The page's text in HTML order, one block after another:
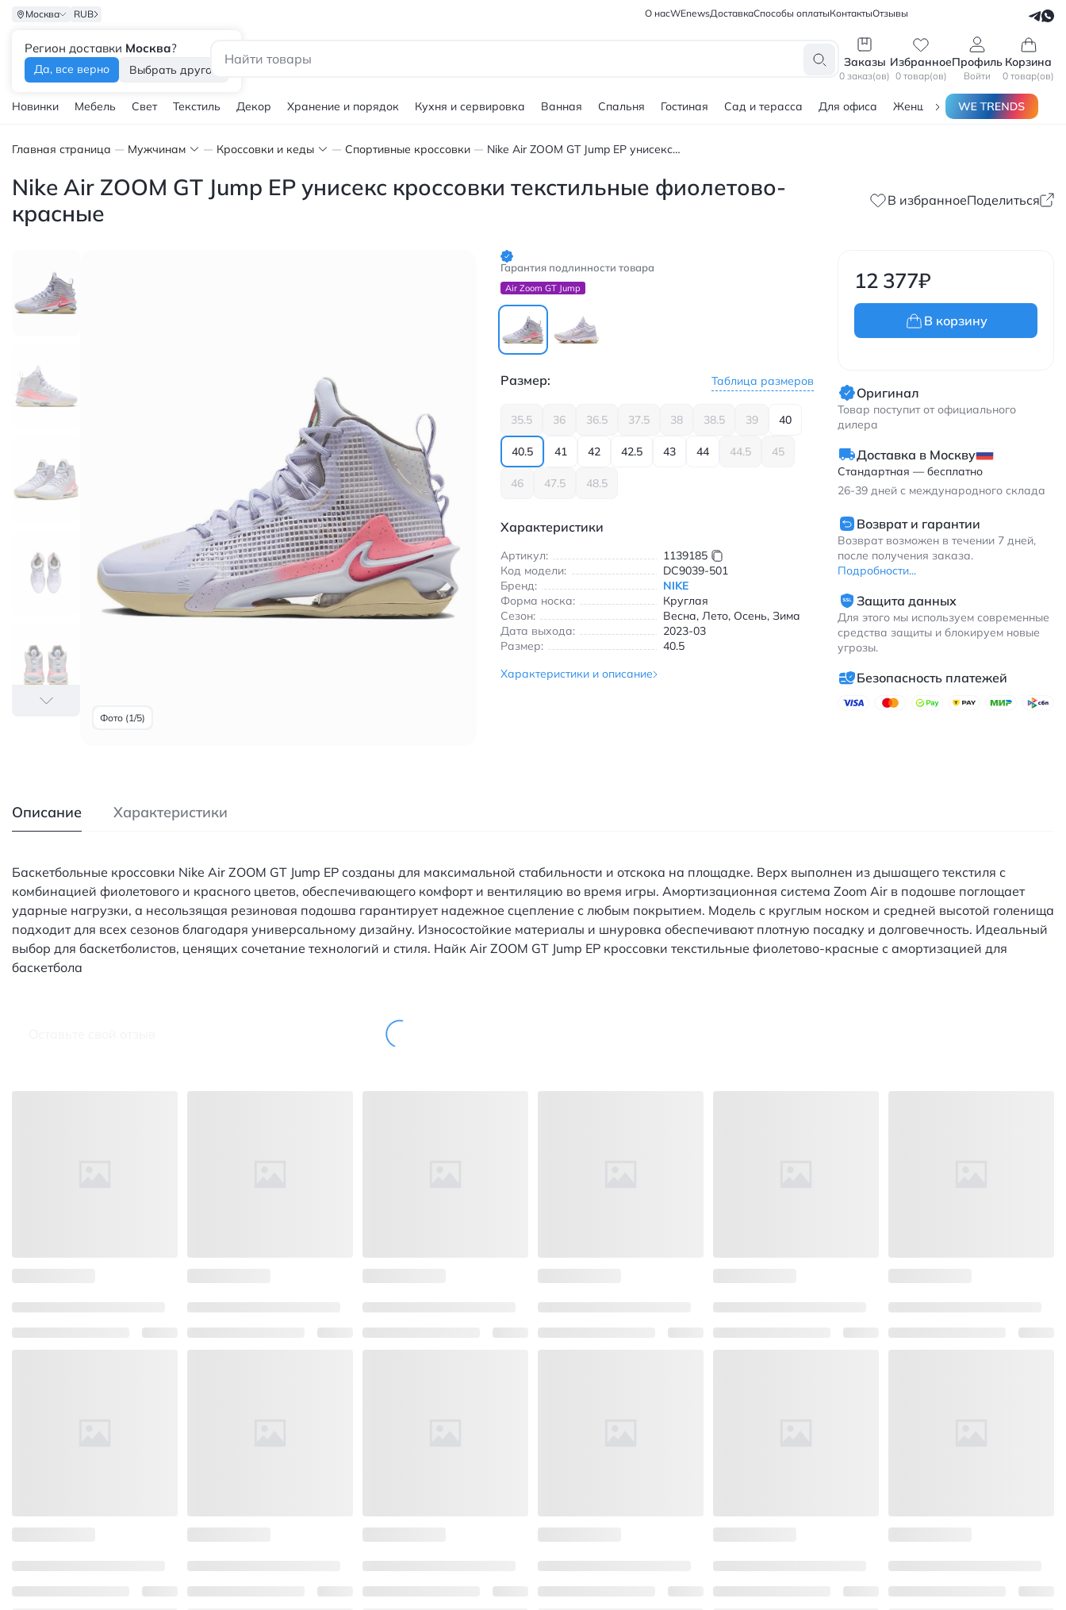
Москва
Регион доставки Москва?
Да, все верно Выбрать другой
RUB О насWEnewsДоставкаСпособы оплатыКонтактыОтзывы
Заказы
0 заказ(ов)
Избранное
0 товар(ов)
Профиль
Войти
Корзина
0 товар(ов)
Новинки Мебель Свет Текстиль Декор Хранение и порядок Кухня и сервировка Ванная Спальня Гостиная Сад и терасса Для офиса Женщинам Мужчинам
Главная страница Мужчинам Кроссовки и кеды Спортивные кроссовки Nike Air ZOOM GT Jump EP унисекс кроссовки текстильные фиолетово-красные
Nike Air ZOOM GT Jump EP унисекс кроссовки текстильные фиолетово-
красные
В избранноеПоделиться
Фото (1/5)
Гарантия подлинности товара
Air Zoom GT Jump
Размер: Таблица размеров
35.5 36 36.5 37.5 38 38.5 39 40
40.5 41 42 42.5 43 44 44.5 45
46 47.5 48.5
Характеристики
Артикул:
1139185
Код модели:
DC9039-501
Бренд:
NIKE
Форма носка:
Круглая
Сезон:
Весна, Лето, Осень, Зима
Дата выхода:
2023-03
Размер:
40.5
Характеристики и описание
12 377₽
В корзину
Оригинал
Товар поступит от официального
дилера
Доставка в Москву
Стандартная — бесплатно
26-39 дней с международного склада
Возврат и гарантии
Возврат возможен в течении 7 дней,
после получения заказа.
Подробности...
Защита данных
Для этого мы используем современные
средства защиты и блокируем новые
угрозы.
Безопасность платежей
Описание Характеристики
Баскетбольные кроссовки Nike Air ZOOM GT Jump EP созданы для максимальной стабильности и отскока на площадке. Верх выполнен из дышащего текстиля с
комбинацией фиолетового и красного цветов, обеспечивающего комфорт и вентиляцию во время игры. Амортизационная система Zoom Air в подошве поглощает
ударные нагрузки, а несользящая резиновая подошва гарантирует надежное сцепление с любым покрытием. Модель с круглым носком и средней высотой голенища
подходит для всех сезонов благодаря универсальному дизайну. Износостойкие материалы и шнуровка обеспечивают плотную посадку и долговечность. Идеальный
выбор для баскетболистов, ценящих сочетание технологий и стиля. Найк Air ZOOM GT Jump EP кроссовки текстильные фиолетово-красные с амортизацией для
баскетбола